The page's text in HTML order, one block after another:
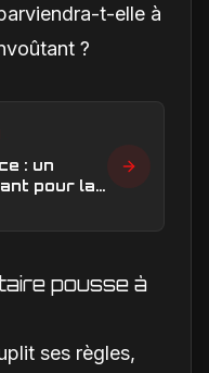
t-elle à
?
: un
pour la
pousse à
ses règles,